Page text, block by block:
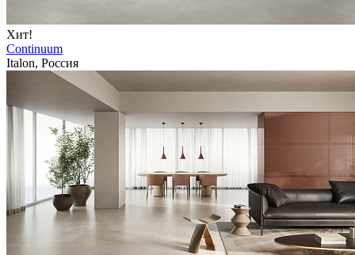
Хит!
Continuum
Italon, Россия